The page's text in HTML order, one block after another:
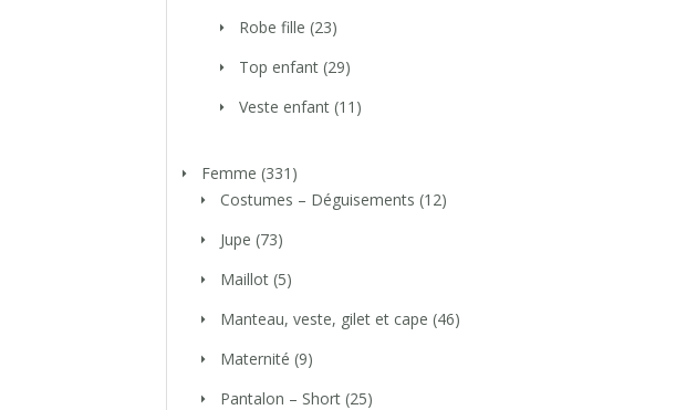
Robe fille (23)
Top enfant (29)
Veste enfant (11)
Femme (331)
Costumes – Déguisements (12)
Jupe (73)
Maillot (5)
Manteau, veste, gilet et cape (46)
Maternité (9)
Pantalon – Short (25)